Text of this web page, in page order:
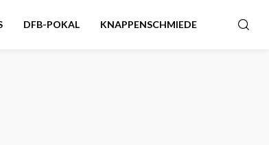
DFB-POKAL KNAPPENSCHMIEDE